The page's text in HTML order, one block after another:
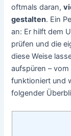
oftmals daran,
gestalten. Ein
an: Er hilft dem
prüfen und die
diese Weise
aufspüren – vom
funktioniert und
folgender